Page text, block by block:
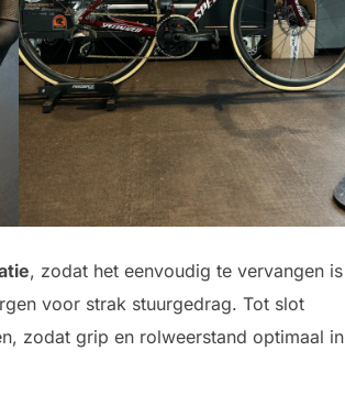
, zodat het eenvoudig te vervangen is
voor strak stuurgedrag. Tot slot
zodat grip en rolweerstand optimaal in